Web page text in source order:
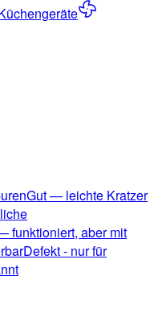
Gut — leichte Kratzer
funktioniert, aber mit
Defekt - nur für